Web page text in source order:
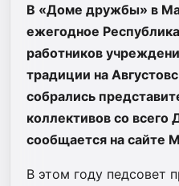
В «Доме дружбы» в
ежегодное
работников
традиции на
собрались
коллективов со всего
сообщается на сайте
В этом году педсовет